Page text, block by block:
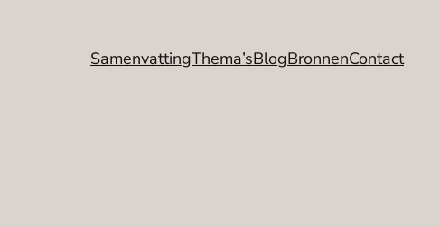
SamenvattingThema’sBlogBronnenContact